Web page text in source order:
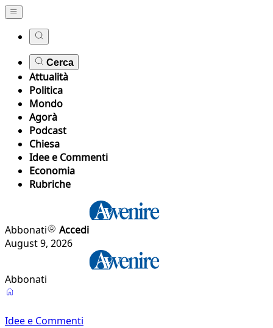
Cerca
Attualità
Politica
Mondo
Agorà
Podcast
Chiesa
Idee e Commenti
Economia
Rubriche
Abbonati
Accedi
August 9, 2026
Abbonati
Idee e Commenti